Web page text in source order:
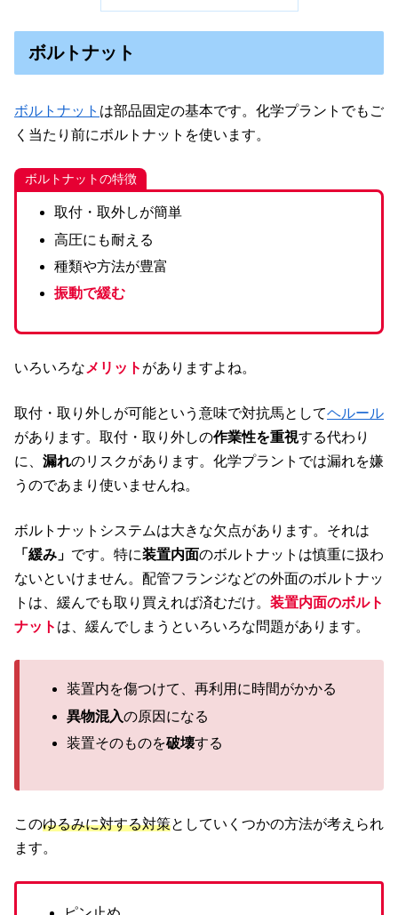
ボルトナット
ボルトナット は部品固定の基本です。化学プラントでもご
く当たり前にボルトナットを使います。
ボルトナットの特徴
取付・取外しが簡単
高圧にも耐える
種類や方法が豊富
振動で緩む
いろいろな メリット がありますよね。
取付・取り外しが可能という意味で対抗馬としてヘルール
があります。取付・取り外しの作業性を重視する代わり
に、 漏れのリスクがあります。化学プラントでは漏れを嫌
うのであまり使いませんね。
ボルトナットシステムは大きな欠点があります。それは
「緩み」 です。特に装置内面のボルトナットは慎重に扱わ
ないといけません。配管フランジなどの外面のボルトナッ
トは、緩んでも取り買えれば済むだけ。 装置内面のボルト
ナット は、緩んでしまうといろいろな問題があります。
装置内を傷つけて、再利用に時間がかかる
異物混入の原因になる
装置そのものを破壊する
このゆるみに対する対策としていくつかの方法が考えられ
ます。